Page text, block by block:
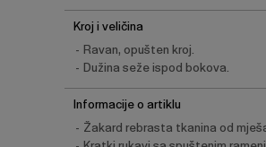
Kroj i veličina
Ravan, opušten kroj.
Dužina seže ispod bokova.
Informacije o artiklu
Žakard rebrasta tkanina od